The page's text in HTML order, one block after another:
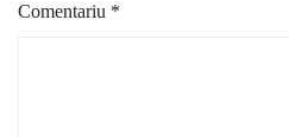
Comentariu *